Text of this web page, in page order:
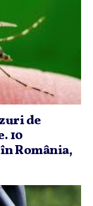
de
10
România,